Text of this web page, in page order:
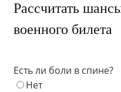
Рассчитать
военного билета
Есть ли боли в спине?
Нет